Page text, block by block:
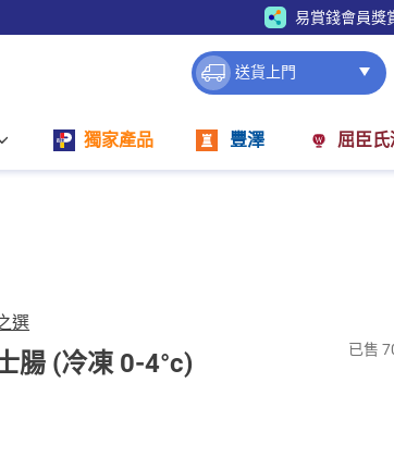
易賞錢會員獎
送貨上門
獨家產品 豐澤 屈臣氏
選
腸 (冷凍 0-4°c) 已售